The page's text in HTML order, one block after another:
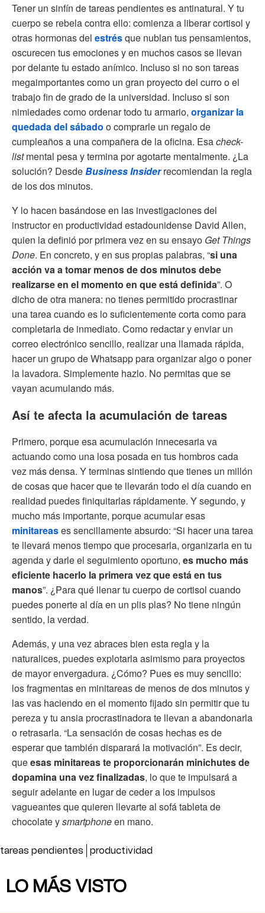
Tener un sinfín de tareas pendientes es antinatural. Y tu
cuerpo se rebela contra ello: comienza a liberar cortisol y
otras hormonas del estrésque nublan tus pensamientos,
oscurecen tus emociones y en muchos casos se llevan
por delante tu estado anímico. Incluso si no son tareas
megaimportantes como un gran proyecto del curro o el
trabajo fin de grado de la universidad. Incluso si son
nimiedades como ordenar todo tu armario, organizar la
quedada del sábado o comprarle un regalo de
cumpleaños a una compañera de la oficina. Esacheck-
listmental pesa y termina por agotarte mentalmente. ¿La
solución? DesdeBusiness Insiderrecomiendan la regla
de los dos minutos.
Y lo hacen basándose en las investigaciones del
instructor en productividad estadounidense David Allen,
quien la definió por primera vez en su ensayo Get Things
Done. En concreto, y en sus propias palabras, “si una
acción va a tomar menos de dos minutos debe
realizarse en el momento en que está definida”. O
dicho de otra manera: no tienes permitido procrastinar
una tarea cuando es lo suficientemente corta como para
completarla de inmediato. Como redactar y enviar un
correo electrónico sencillo, realizar una llamada rápida,
hacer un grupo de Whatsapp para organizar algo o poner
la lavadora. Simplemente hazlo. No permitas que se
vayan acumulando más.
Así te afecta la acumulación de tareas
Primero, porque esa acumulación innecesaria va
actuando como una losa posada en tus hombros cada
vez más densa. Y terminas sintiendo que tienes un millón
de cosas que hacer que te llevarán todo el día cuando en
realidad puedes finiquitarlas rápidamente. Y segundo, y
mucho más importante, porque acumular esas
minitareases sencillamente absurdo: “Si hacer una tarea
te llevará menos tiempo que procesarla, organizarla en tu
agenda y darle el seguimiento oportuno, es mucho más
eficiente hacerlo la primera vez que está en tus
manos”. ¿Para qué llenar tu cuerpo de cortisol cuando
puedes ponerte al día en un plis plas? No tiene ningún
sentido, la verdad.
Además, y una vez abraces bien esta regla y la
naturalices, puedes explotarla asimismo para proyectos
de mayor envergadura. ¿Cómo? Pues es muy sencillo:
los fragmentas en minitareas de menos de dos minutos y
las vas haciendo en el momento fijado sin permitir que tu
pereza y tu ansia procrastinadora te llevan a abandonarla
o retrasarla. “La sensación de cosas hechas es de
esperar que también disparará la motivación”. Es decir,
queesas minitareas te proporcionarán minichutes de
dopamina una vez finalizadas, lo que te impulsará a
seguir adelante en lugar de ceder a los impulsos
vagueantes que quieren llevarte al sofá tableta de
chocolate ysmartphoneen mano.
tareas pendientes productividad
LO MÁS VISTO